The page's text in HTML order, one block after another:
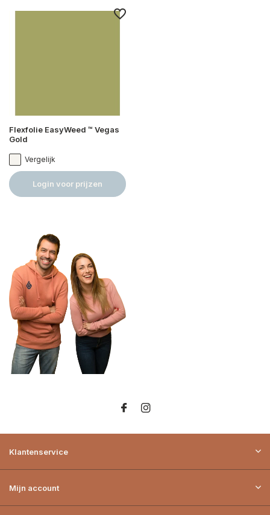
Flexfolie EasyWeed ™ Vegas
Gold
Vergelijk
Login voor prijzen
Klantenservice
Mijn account